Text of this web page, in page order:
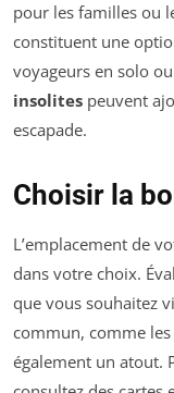
pour les familles ou
constituent une
voyageurs en solo
insolites peuvent
escapade.
Choisir la
L’emplacement de
dans votre choix.
que vous souhaitez
commun, comme
également un atout.